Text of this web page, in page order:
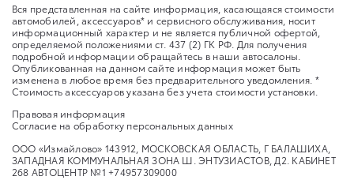
Вся представленная на сайте информация, касающаяся стоимости
автомобилей, аксессуаров* и сервисного обслуживания, носит
информационный характер и не является публичной офертой,
определяемой положениями ст. 437 (2) ГК РФ. Для получения
подробной информации обращайтесь в наши автосалоны.
Опубликованная на данном сайте информация может быть
изменена в любое время без предварительного уведомления. *
Стоимость аксессуаров указана без учета стоимости установки.
Правовая информация
Согласие на обработку персональных данных
ООО «Измайлово» 143912, МОСКОВСКАЯ ОБЛАСТЬ, Г БАЛАШИХА,
ЗАПАДНАЯ КОММУНАЛЬНАЯ ЗОНА Ш. ЭНТУЗИАСТОВ, Д2. КАБИНЕТ
268 АВТОЦЕНТР №1 +74957309000